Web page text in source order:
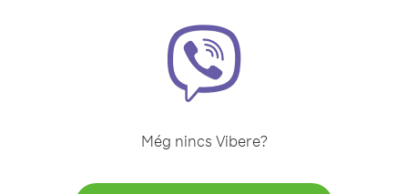
Még nincs Vibere?